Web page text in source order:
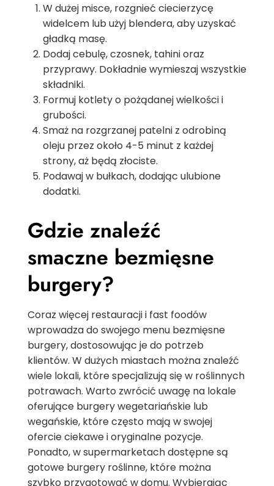
W dużej misce, rozgnieć ciecierzycę
widelcem lub użyj blendera, aby uzyskać
gładką masę.
Dodaj cebulę, czosnek, tahini oraz
przyprawy. Dokładnie wymieszaj wszystkie
składniki.
Formuj kotlety o pożądanej wielkości i
grubości.
Smaż na rozgrzanej patelni z odrobiną
oleju przez około 4-5 minut z każdej
strony, aż będą złociste.
Podawaj w bułkach, dodając ulubione
dodatki.
Gdzie znaleźć
smaczne bezmięsne
burgery?
Coraz więcej restauracji i fast foodów
wprowadza do swojego menu bezmięsne
burgery, dostosowując je do potrzeb
klientów. W dużych miastach można znaleźć
wiele lokali, które specjalizują się w roślinnych
potrawach. Warto zwrócić uwagę na lokale
oferujące burgery wegetariańskie lub
wegańskie, które często mają w swojej
ofercie ciekawe i oryginalne pozycje.
Ponadto, w supermarketach dostępne są
gotowe burgery roślinne, które można
szybko przygotować w domu. Wybierając